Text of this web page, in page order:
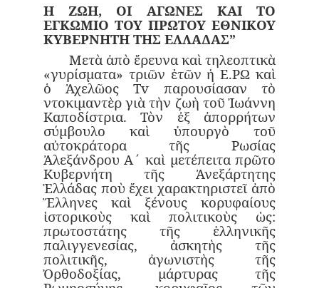
Η ΖΩΗ, ΟΙ ΑΓΩΝΕΣ ΚΑΙ ΤΟ
ΕΓΚΩΜΙΟ ΤΟΥ ΠΡΩΤΟΥ ΕΘΝΙΚΟΥ
ΚΥΒΕΡΝΗΤΗ ΤΗΣ ΕΛΛΑΔΑΣ”
Μετὰ ἀπὸ ἔρευνα καὶ τηλεοπτικὰ
«γυρίσματα» τριῶν ἐτῶν ἡ Ε.ΡΩ καὶ
ὁ Ἀχελῶος Tv παρουσίασαν τὸ
ντοκιμαντὲρ γιὰ τὴν ζωὴ τοῦ Ἰωάννη
Καποδίστρια. Τὸν ἐξ ἀπορρήτων
σύμβουλο καὶ ὑπουργὸ τοῦ
αὐτοκράτορα τῆς Ρωσίας
Ἀλεξάνδρου Α΄ καὶ μετέπειτα πρῶτο
Κυβερνήτη τῆς Ἀνεξάρτητης
Ἑλλάδας ποὺ ἔχει χαρακτηριστεῖ ἀπὸ
Ἕλληνες καὶ ξένους κορυφαίους
ἱστορικοὺς καὶ πολιτικοὺς ὡς:
πρωτοστάτης τῆς ἑλληνικῆς
παλιγγενεσίας, ἀσκητὴς τῆς
πολιτικῆς, ἀγωνιστὴς τῆς
Ὀρθοδοξίας, μάρτυρας τῆς